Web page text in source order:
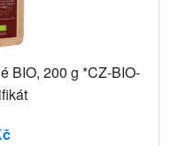
BIO, 200 g *CZ-BIO-